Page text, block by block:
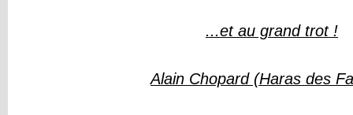
...et au grand trot !
Alain Chopard (Haras des